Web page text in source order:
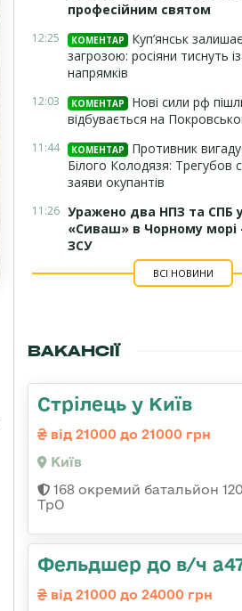
професійним святом
12:25 КОМЕНТАР
Куп’янськ
загрозою: росіяни тиснуть
напрямків
12:03 КОМЕНТАР
Нові сили рф
відбувається на
11:44 КОМЕНТАР
Противник
Білого Колодязя: Трегубов
заяви окупантів
11:26 Уражено два НПЗ та СПБ
«Сиваш» в Чорному
ЗСУ
ВСІ НОВИНИ
ВАКАНСІЇ
Стрілець у Київ
від 21000 до 21000 грн
Київ
168 окремий батальйон
ТрО
Фельдшер до в/ч
від 21000 до 24000 грн